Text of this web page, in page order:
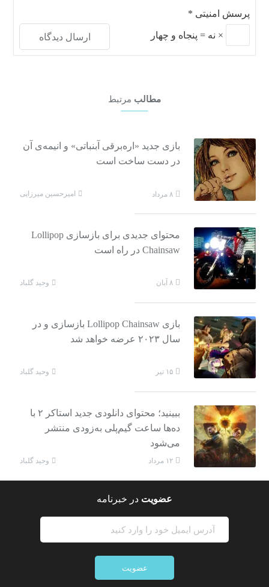
پرسش امنیتی *
× نه = پنجاه و چهار
مطالب مرتبط
بازی جدید «اره‌برقی آبنباتی» و انیمه‌ی آن
در دست ساخت است
۸ مرداد امیرحسین میرزایی
محتوای جدیدی برای بازسازی Lollipop
Chainsaw در راه است
۸ آبان وحید گلباد
بازی Lollipop Chainsaw بازسازی و در
سال ۲۰۲۳ عرضه خواهد شد
۱۵ تیر وحید گلباد
ببینید؛ محتوای دانلودی جدید استاکر ۲ با
ده‌ها ساعت گیم‌پلی به‌زودی منتشر
می‌شود
۱۲ مرداد وحید گلباد
عضویت در خبرنامه
عضویت